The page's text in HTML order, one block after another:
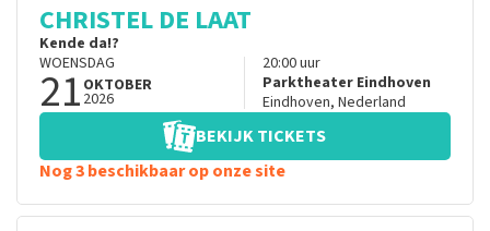
CHRISTEL DE LAAT
Kende da!?
WOENSDAG
21 OKTOBER
2026
20:00uur
Parktheater Eindhoven
Eindhoven, Nederland
BEKIJK TICKETS
Nog 3 beschikbaar op onze site